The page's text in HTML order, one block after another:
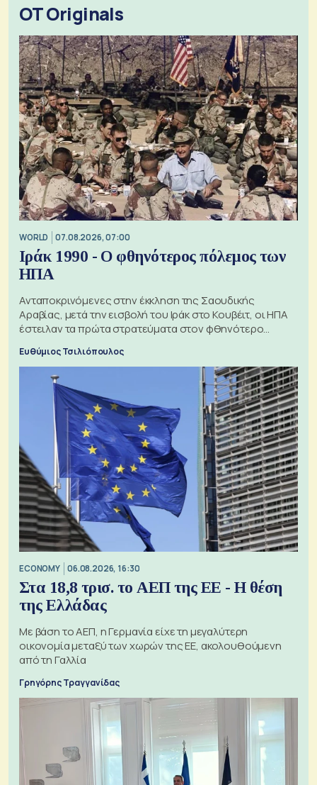
OT Originals
WORLD 07.08.2026, 07:00
Ιράκ 1990 - Ο φθηνότερος πόλεμος των
ΗΠΑ
Ανταποκρινόμενες στην έκκληση της Σαουδικής
Αραβίας, μετά την εισβολή του Ιράκ στο Κουβέιτ, οι ΗΠΑ
έστειλαν τα πρώτα στρατεύματα στον φθηνότερο
Ευθύμιος Τσιλιόπουλος
ECONOMY 06.08.2026, 16:30
Στα 18,8 τρισ. το ΑΕΠ της ΕΕ - Η θέση
της Ελλάδας
Με βάση το ΑΕΠ, η Γερμανία είχε τη μεγαλύτερη
οικονομία μεταξύ των χωρών της ΕΕ, ακολουθούμενη
από τη Γαλλία
Γρηγόρης Τραγγανίδας